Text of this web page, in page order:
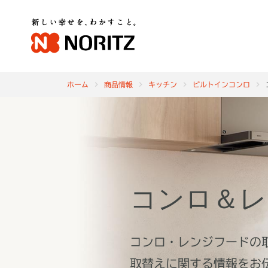
ホーム 商品情報 キッチン ビルトインコンロ
コンロ＆
コンロ・レンジフードの
取替えに関する情報をお